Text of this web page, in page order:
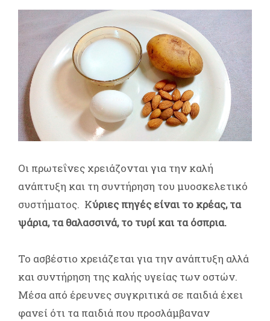
Οι πρωτεΐνες χρειάζονται για την καλή
ανάπτυξη και τη συντήρηση του μυοσκελετικό
συστήματος. Κύριες πηγές είναι το κρέας, τα
ψάρια, τα θαλασσινά, το τυρί και τα όσπρια.
Το ασβέστιο χρειάζεται για την ανάπτυξη αλλά
και συντήρηση της καλής υγείας των οστών.
Μέσα από έρευνες συγκριτικά σε παιδιά έχει
φανεί ότι τα παιδιά που προσλάμβαναν